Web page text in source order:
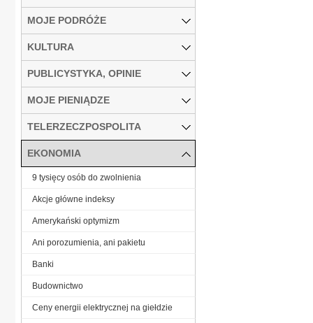
MOJE PODRÓŻE
KULTURA
PUBLICYSTYKA, OPINIE
MOJE PIENIĄDZE
TELERZECZPOSPOLITA
EKONOMIA
9 tysięcy osób do zwolnienia
Akcje główne indeksy
Amerykański optymizm
Ani porozumienia, ani pakietu
Banki
Budownictwo
Ceny energii elektrycznej na giełdzie